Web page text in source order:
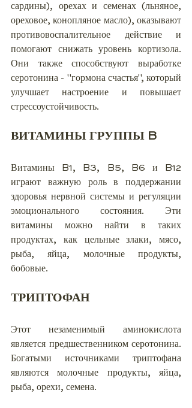
сардины), орехах и семенах (льняное,
ореховое, конопляное масло), оказывают
противовоспалительное действие и
помогают снижать уровень кортизола.
Они также способствуют выработке
серотонина - "гормона счастья", который
улучшает настроение и повышает
стрессоустойчивость.
ВИТАМИНЫ ГРУППЫ B
Витамины B1, B3, B5, B6 и B12
играют важную роль в поддержании
здоровья нервной системы и регуляции
эмоционального состояния. Эти
витамины можно найти в таких
продуктах, как цельные злаки, мясо,
рыба, яйца, молочные продукты,
бобовые.
ТРИПТОФАН
Этот незаменимый аминокислота
является предшественником серотонина.
Богатыми источниками триптофана
являются молочные продукты, яйца,
рыба, орехи, семена.